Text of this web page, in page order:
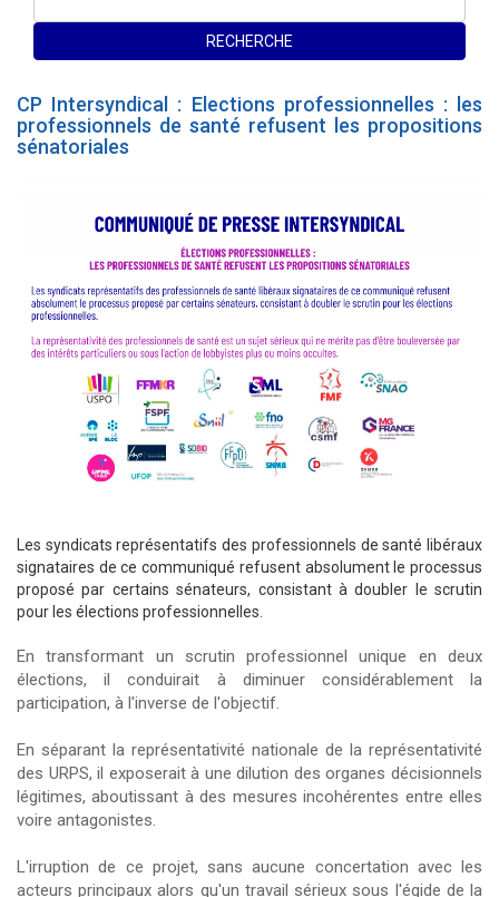
CP Intersyndical : Elections professionnelles : les
professionnels de santé refusent les propositions
sénatoriales
Les syndicats représentatifs des professionnels de santé libéraux
signataires de ce communiqué refusent absolument le processus
proposé par certains sénateurs, consistant à doubler le scrutin
pour les élections professionnelles.
En transformant un scrutin professionnel unique en deux
élections, il conduirait à diminuer considérablement la
participation, à l'inverse de l'objectif.
En séparant la représentativité nationale de la représentativité
des URPS, il exposerait à une dilution des organes décisionnels
légitimes, aboutissant à des mesures incohérentes entre elles
voire antagonistes.
L'irruption de ce projet, sans aucune concertation avec les
acteurs principaux alors qu'un travail sérieux sous l'égide de la